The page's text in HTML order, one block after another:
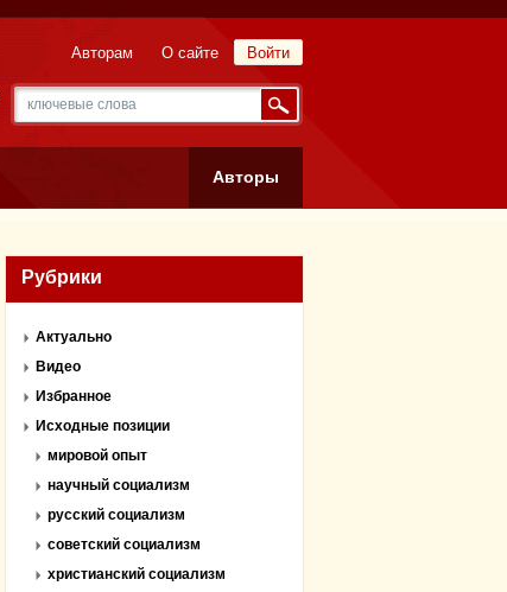
Войти
Авторам О сайте
Авторы
Рубрики
Актуально
Видео
Избранное
Исходные позиции
мировой опыт
научный социализм
русский социализм
советский социализм
христианский социализм